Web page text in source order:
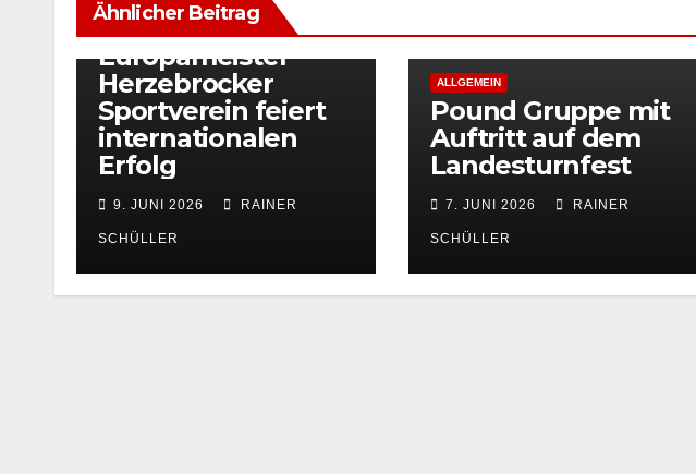
Ähnlicher Beitrag
sich zum
Europameister –
Herzebrocker
Sportverein feiert
internationalen
Erfolg
9. JUNI 2026 RAINER
SCHÜLLER
ALLGEMEIN
Pound Gruppe mit
Auftritt auf dem
Landesturnfest
7. JUNI 2026 RAINER
SCHÜLLER